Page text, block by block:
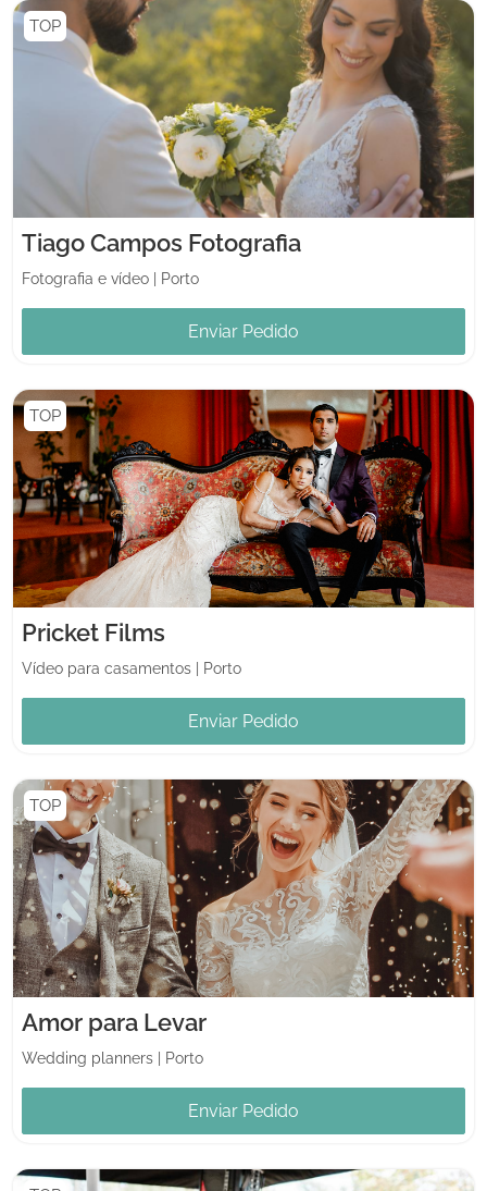
TOP
Tiago Campos Fotografia
Fotografia e vídeo Porto
Enviar Pedido
TOP
Pricket Films
Vídeo para casamentos Porto
Enviar Pedido
TOP
Amor para Levar
Wedding planners Porto
Enviar Pedido